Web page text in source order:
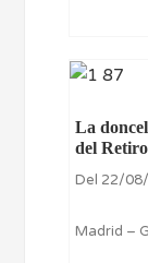
La
del Retiro
Del 22/
Madrid –